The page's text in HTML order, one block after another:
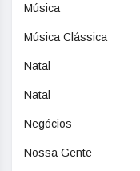
Música
Música Clássica
Natal
Natal
Negócios
Nossa Gente